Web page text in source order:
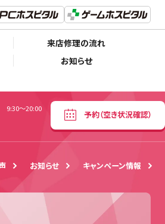
来店修理の流れ
お知らせ
5547
9:30〜20:00
予約（空き状況確認）
9:30〜20:00
予約（空き状況確認）
お知らせ キャンペーン情報